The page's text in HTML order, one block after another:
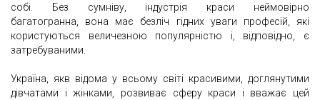
собі. Без сумніву, індустрія краси неймовірно
багатогранна, вона має безліч гідних уваги професій, які
користуються величезною популярністю і, відповідно, є
затребуваними.
Україна, якв відома у всьому світі красивими, доглянутими
дівчатами і жінками, розвиває сферу краси і вважає цей